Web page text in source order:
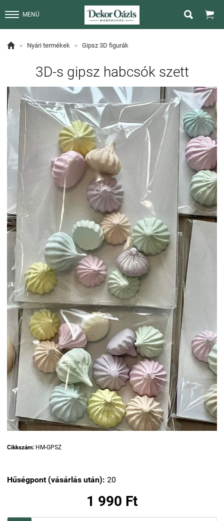
MENÜ  
 » Nyári termékek » Gipsz 3D figurák
3D-s gipsz habcsók szett
Cikkszám: HM-GPSZ
Hűségpont (vásárlás után): 20
1 990 Ft